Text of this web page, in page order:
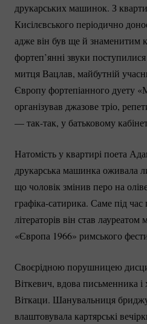
друкарських машинок. З
Кисілєвського періодично
адже він був ще й знаменитим
фортеп’янні звуки
митця Вацлав, майбутній
Європу фортепіанного дуету
організував джазове тріо,
—так-так, у батьковому
Натомість у квартирі поета
друкарська машинка оживала
що чоловік змінив перо на
графіка-сатирика. Саме під
літераторів він став лауреатом
«Європа 1966» римського
Своєрідною порушницею
Віткевич, вдова письменника і
Віткаци. Шанувальниця
влаштовувала картярські